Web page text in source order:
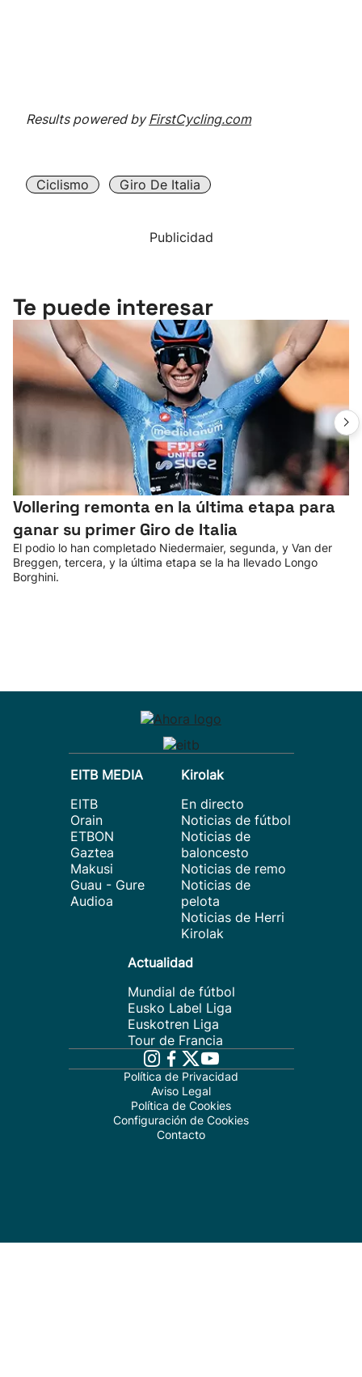
Results powered byFirstCycling.com
Ciclismo Giro De Italia
Publicidad
Te puede interesar
Vollering remonta en la última etapa para
ganar su primer Giro de Italia
El podio lo han completado Niedermaier, segunda, y Van der
Breggen, tercera, y la última etapa se la ha llevado Longo
Borghini.
EITB MEDIA
EITB
Orain
ETBON
Gaztea
Makusi
Guau - Gure
Audioa
Kirolak
En directo
Noticias de fútbol
Noticias de
baloncesto
Noticias de remo
Noticias de
pelota
Noticias de Herri
Kirolak
Actualidad
Mundial de fútbol
Eusko Label Liga
Euskotren Liga
Tour de Francia
Política de Privacidad
Aviso Legal
Política de Cookies
Configuración de Cookies
Contacto